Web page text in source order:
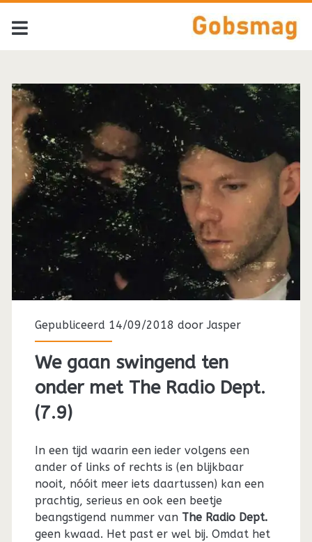
Tag:
<span>Pale
Grey</span>
Gepubliceerd 14/09/2018 doorJasper
We gaan swingend ten
onder met The Radio Dept.
(7.9)
In een tijd waarin een ieder volgens een
ander of links of rechts is (en blijkbaar
nooit, nóóit meer iets daartussen) kan een
prachtig, serieus en ook een beetje
beangstigend nummer van The Radio Dept.
geen kwaad. Het past er wel bij. Omdat het